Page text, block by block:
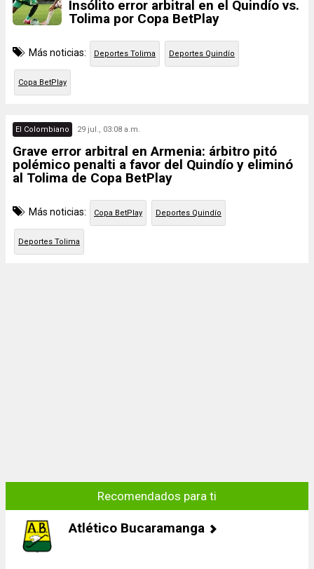
Insólito error arbitral en el Quindío vs.
Tolima por Copa BetPlay
Más noticias: Deportes Tolima Deportes Quindío
Copa BetPlay
El Colombiano 29 jul., 03:08 a.m.
Grave error arbitral en Armenia: árbitro pitó
polémico penalti a favor del Quindío y eliminó
al Tolima de Copa BetPlay
Más noticias: Copa BetPlay Deportes Quindío
Deportes Tolima
Recomendados para ti
Atlético Bucaramanga